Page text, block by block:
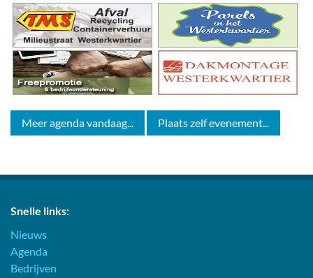
Meer agenda vandaag... Plaats zelf evenement...
Snelle links:
Nieuws
Agenda
Bedrijven